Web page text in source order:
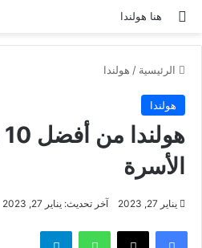
هنا هولندا
بحث عن
الرئيسية / هولندا
هولندا
الأسرة
يناير 27, 2023 آخر تحديث: يناير 27, 2023
فيسبوك ‫X واتساب تيلقرام